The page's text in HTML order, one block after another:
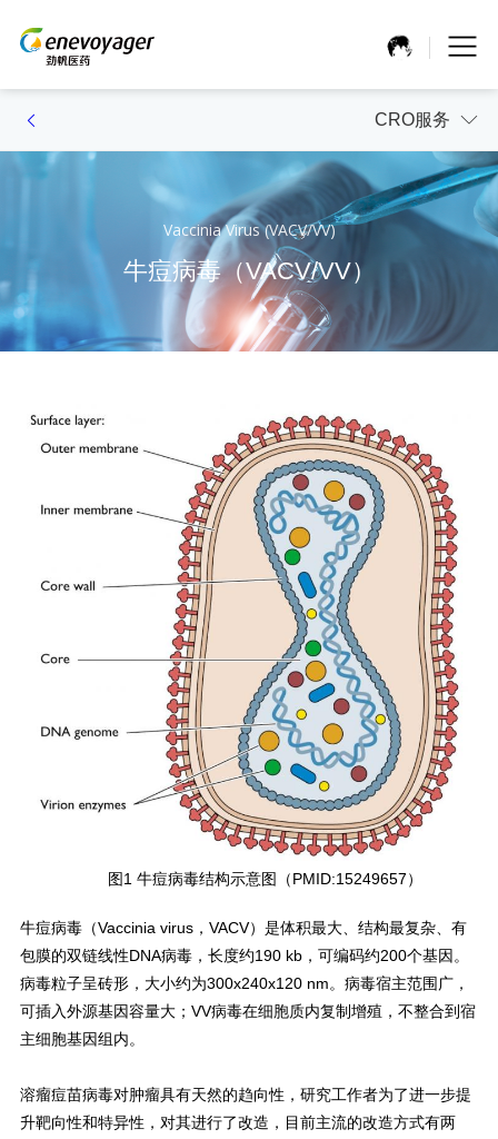
CRO服务
Vaccinia Virus (VACV/VV)
牛痘病毒（VACV/VV）
图1 牛痘病毒结构示意图（PMID:15249657）
牛痘病毒（Vaccinia virus，VACV）是体积最大、结构最复杂、有
包膜的双链线性DNA病毒，长度约190 kb，可编码约200个基因。
病毒粒子呈砖形，大小约为300x240x120 nm。病毒宿主范围广，
可插入外源基因容量大；VV病毒在细胞质内复制增殖，不整合到宿
主细胞基因组内。
溶瘤痘苗病毒对肿瘤具有天然的趋向性，研究工作者为了进一步提
升靶向性和特异性，对其进行了改造，目前主流的改造方式有两